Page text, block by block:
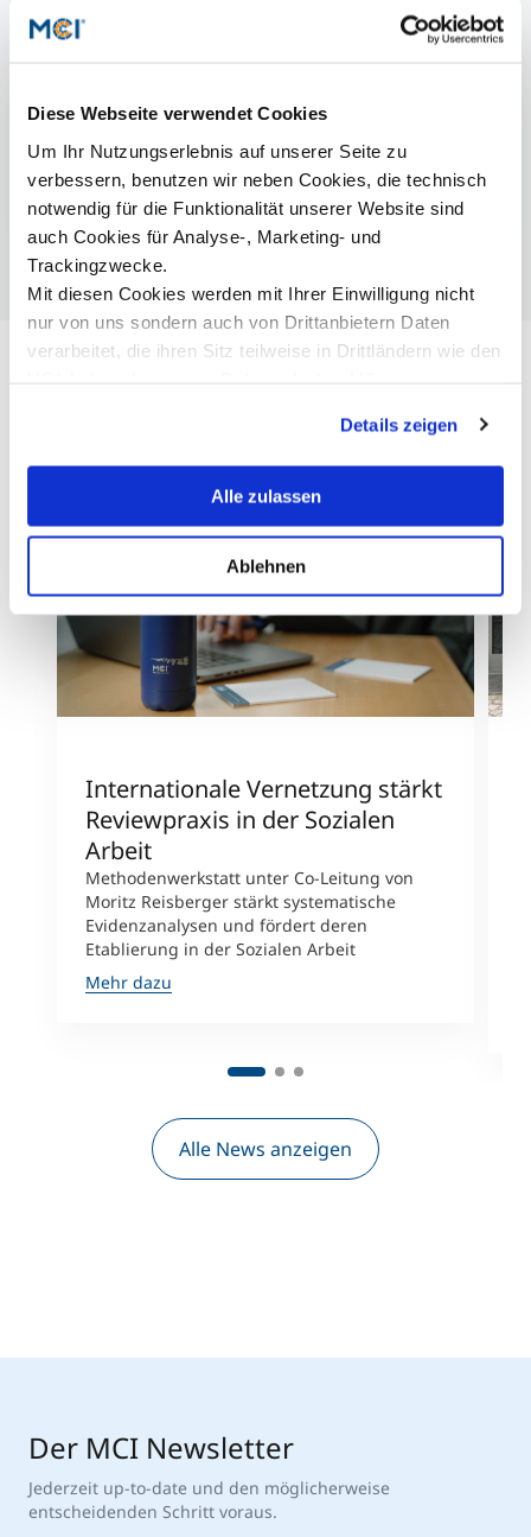
Diese Webseite verwendet Cookies
Um Ihr Nutzungserlebnis auf unserer Seite zu
verbessern, benutzen wir neben Cookies, die technisch
notwendig für die Funktionalität unserer Website sind
auch Cookies für Analyse-, Marketing- und
Trackingzwecke.
Mit diesen Cookies werden mit Ihrer Einwilligung nicht
nur von uns sondern auch von Drittanbietern Daten
verarbeitet, die ihren Sitz teilweise in Drittländern wie den
erklären Ihnen genau, was eine Datenübermittlung in die
USA bedeuten kann.
Details zeigen
Alle zulassen
Ablehnen
Soziale Arbeit | Bachelor
Soziale Arbeit, Sozialpolitik & -management |
Master
Internationale Vernetzung stärkt
Reviewpraxis in der Sozialen
Arbeit
Methodenwerkstatt unter Co-Leitung von
Moritz Reisberger stärkt systematische
Evidenzanalysen und fördert deren
Etablierung in der Sozialen Arbeit
Mehr dazu
Alle News anzeigen
Der MCI Newsletter
Jederzeit up-to-date und den möglicherweise
entscheidenden Schritt voraus.